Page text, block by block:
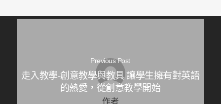
Previous Post
走入教學-創意教學與教具 讓學生擁有對英語
的熱愛，從創意教學開始
作者